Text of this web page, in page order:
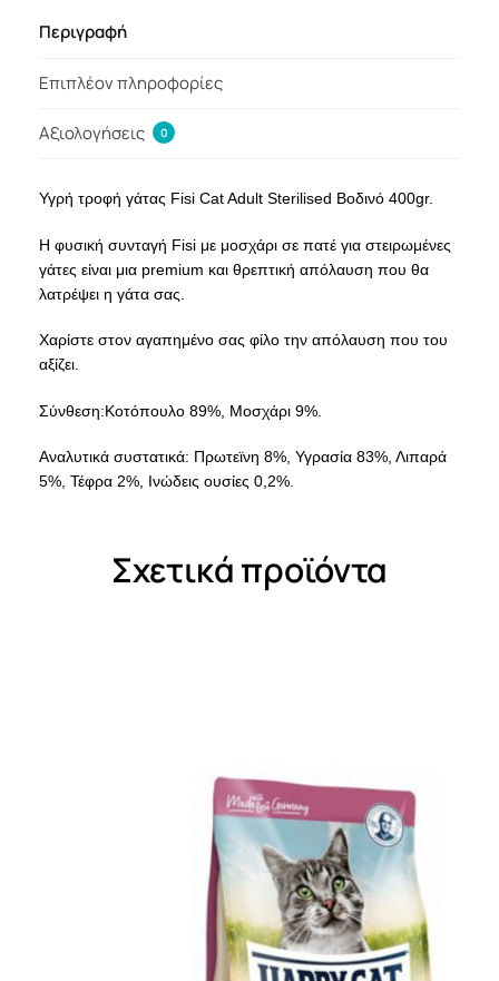
Περιγραφή
Επιπλέον πληροφορίες
Αξιολογήσεις 0
Υγρή τροφή γάτας Fisi Cat Adult Sterilised Βοδινό 400gr.
Η φυσική συνταγή Fisi με μοσχάρι σε πατέ για στειρωμένες
γάτες είναι μια premium και θρεπτική απόλαυση που θα
λατρέψει η γάτα σας.
Χαρίστε στον αγαπημένο σας φίλο την απόλαυση που του
αξίζει.
Σύνθεση:Kοτόπουλο 89%, Μοσχάρι 9%.
Αναλυτικά συστατικά: Πρωτεϊνη 8%, Υγρασία 83%, Λιπαρά
5%, Τέφρα 2%, Ινώδεις ουσίες 0,2%.
Σχετικά προϊόντα